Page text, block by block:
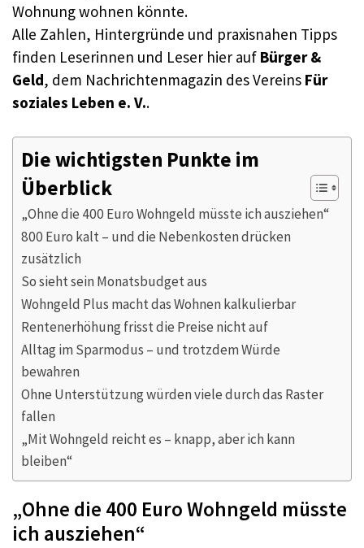
Wohnung wohnen könnte.
Alle Zahlen, Hintergründe und praxisnahen Tipps
finden Leserinnen und Leser hier auf Bürger &
Geld, dem Nachrichtenmagazin des Vereins Für
soziales Leben e. V..
Die wichtigsten Punkte im
Überblick
„Ohne die 400 Euro Wohngeld müsste ich ausziehen“
800 Euro kalt – und die Nebenkosten drücken
zusätzlich
So sieht sein Monatsbudget aus
Wohngeld Plus macht das Wohnen kalkulierbar
Rentenerhöhung frisst die Preise nicht auf
Alltag im Sparmodus – und trotzdem Würde
bewahren
Ohne Unterstützung würden viele durch das Raster
fallen
„Mit Wohngeld reicht es – knapp, aber ich kann
bleiben“
„Ohne die 400 Euro Wohngeld müsste
ich ausziehen“